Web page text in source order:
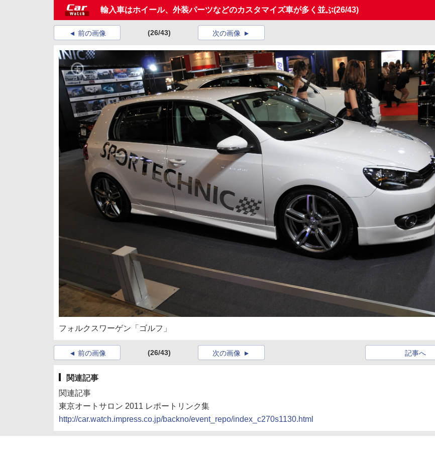
輸入車はホイール、外装パーツなどのカスタマイズ車が多く並ぶ(26/43)
前の画像 (26/43) 次の画像
フォルクスワーゲン「ゴルフ」
前の画像 (26/43) 記事へ
次の画像
関連記事
関連記事
東京オートサロン 2011 レポートリンク集
http://car.watch.impress.co.jp/backno/event_repo/index_c270s1130.html